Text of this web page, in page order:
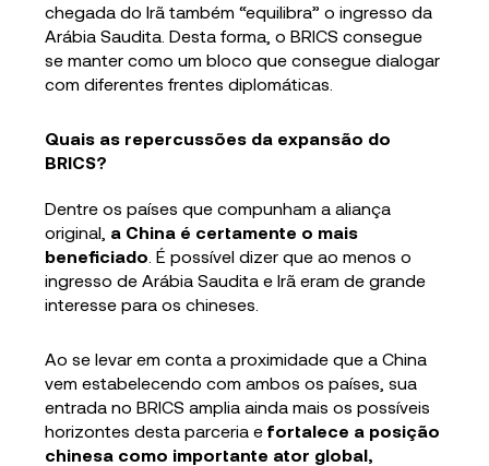
chegada do Irã também “equilibra” o ingresso da
Arábia Saudita. Desta forma, o BRICS consegue
se manter como um bloco que consegue dialogar
com diferentes frentes diplomáticas.
Quais as repercussões da expansão do
BRICS?
Dentre os países que compunham a aliança
original, a China é certamente o mais
beneficiado . É possível dizer que ao menos o
ingresso de Arábia Saudita e Irã eram de grande
interesse para os chineses.
Ao se levar em conta a proximidade que a China
vem estabelecendo com ambos os países, sua
entrada no BRICS amplia ainda mais os possíveis
horizontes desta parceria efortalece a posição
chinesa como importante ator global,